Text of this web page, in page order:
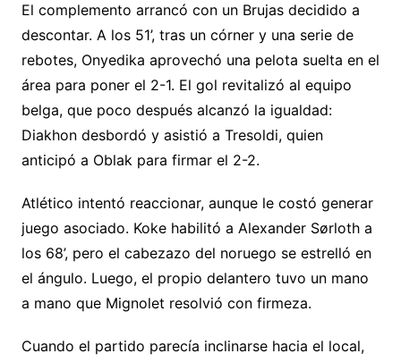
El complemento arrancó con un Brujas decidido a
descontar. A los 51’, tras un córner y una serie de
rebotes, Onyedika aprovechó una pelota suelta en el
área para poner el 2-1. El gol revitalizó al equipo
belga, que poco después alcanzó la igualdad:
Diakhon desbordó y asistió a Tresoldi, quien
anticipó a Oblak para firmar el 2-2.
Atlético intentó reaccionar, aunque le costó generar
juego asociado. Koke habilitó a Alexander Sørloth a
los 68’, pero el cabezazo del noruego se estrelló en
el ángulo. Luego, el propio delantero tuvo un mano
a mano que Mignolet resolvió con firmeza.
Cuando el partido parecía inclinarse hacia el local,